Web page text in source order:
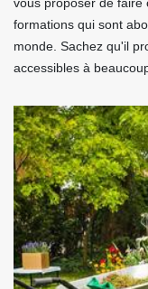
formations qui sont
monde. Sachez qu'il
accessibles à